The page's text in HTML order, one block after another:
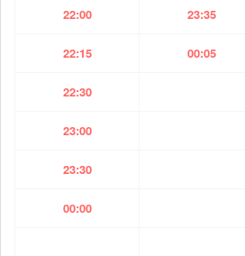
22:00 23:35
22:15 00:05
22:30
23:00
23:30
00:00